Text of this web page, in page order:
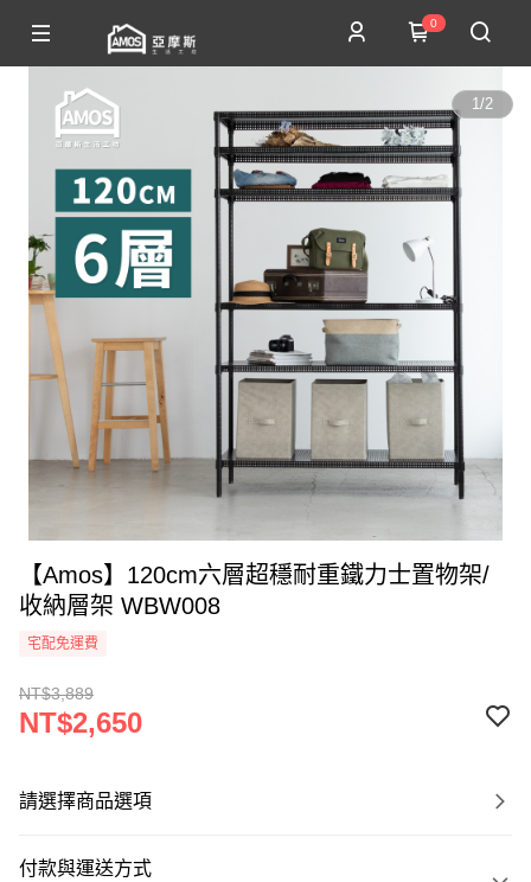
0
1/2
【Amos】120cm六層超穩耐重鐵力士置物架/
收納層架 WBW008
宅配免運費
NT$3,889
NT$2,650
請選擇商品選項
付款與運送方式